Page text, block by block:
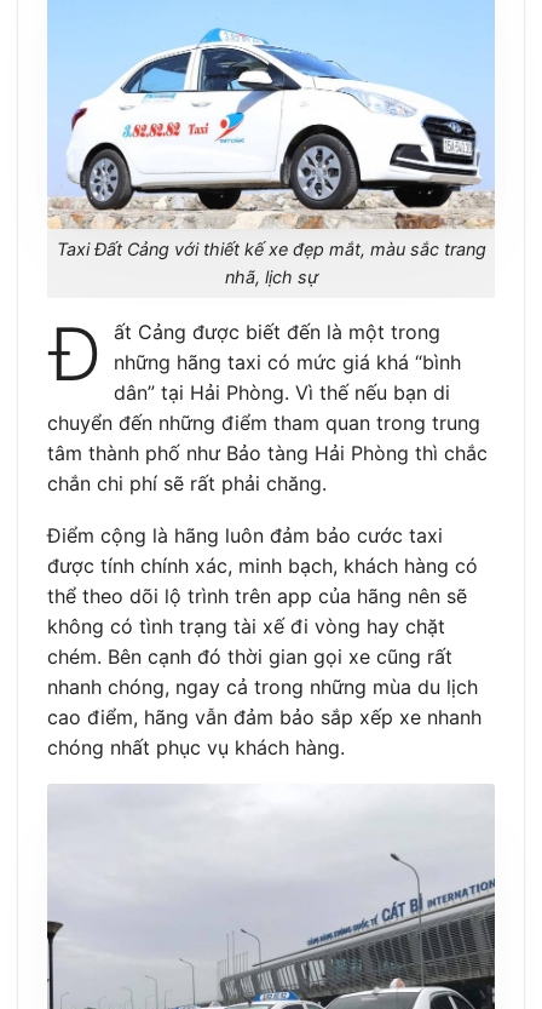
Taxi Đất Cảng với thiết kế xe đẹp mắt, màu sắc trang
nhã, lịch sự
Đ
ất Cảng được biết đến là một trong
những hãng taxi có mức giá khá “bình
dân” tại Hải Phòng. Vì thế nếu bạn di
chuyển đến những điểm tham quan trong trung
tâm thành phố như Bảo tàng Hải Phòng thì chắc
chắn chi phí sẽ rất phải chăng.
Điểm cộng là hãng luôn đảm bảo cước taxi
được tính chính xác, minh bạch, khách hàng có
thể theo dõi lộ trình trên app của hãng nên sẽ
không có tình trạng tài xế đi vòng hay chặt
chém. Bên cạnh đó thời gian gọi xe cũng rất
nhanh chóng, ngay cả trong những mùa du lịch
cao điểm, hãng vẫn đảm bảo sắp xếp xe nhanh
chóng nhất phục vụ khách hàng.